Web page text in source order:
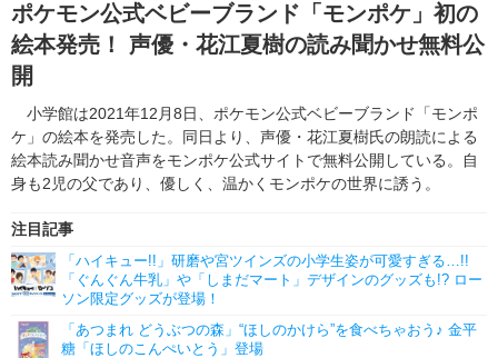
ゲーム グッズ
イベント 海外
海外イベント ビジネス
俳優・タレント アーティスト
ビジネス
アニメ 実写
書評 イベント
ゲーム 座談会
動画
アニメ！アニメ！TV ABEMA Cafe
ポケモン公式ベビーブランド「モンポケ」初の
絵本発売！ 声優・花江夏樹の読み聞かせ無料公
開
小学館は2021年12月8日、ポケモン公式ベビーブランド「モンポ
ケ」の絵本を発売した。同日より、声優・花江夏樹氏の朗読による
絵本読み聞かせ音声をモンポケ公式サイトで無料公開している。自
身も2児の父であり、優しく、温かくモンポケの世界に誘う。
注目記事
「ハイキュー!!」研磨や宮ツインズの小学生姿が可愛すぎる…!!
「ぐんぐん牛乳」や「しまだマート」デザインのグッズも!? ロー
ソン限定グッズが登場！
「あつまれ どうぶつの森」“ほしのかけら”を食べちゃおう♪ 金平
糖「ほしのこんぺいとう」登場